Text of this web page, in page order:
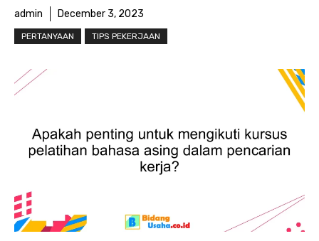
admin December 3, 2023
PERTANYAAN TIPS PEKERJAAN